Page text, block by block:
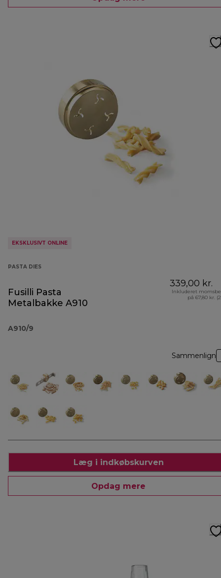
EKSKLUSIVT ONLINE
PASTA DIES
Fusilli Pasta
Metalbakke A910
A910/9
339,00 kr.
Inkluderet
på 67,80 kr.
Sammenlign
Læg i indkøbskurven
Opdag mere